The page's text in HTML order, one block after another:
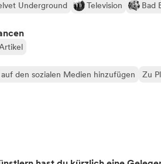
Underground
Television Bad
den sozialen Medien hinzufügen Zu